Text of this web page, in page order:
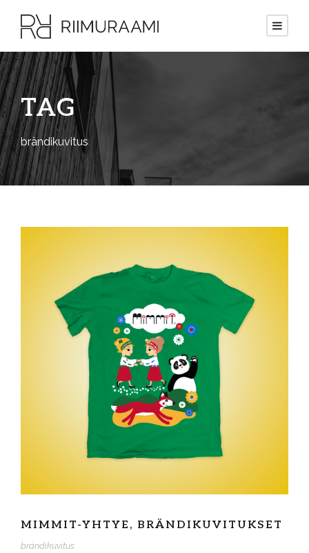
TAG
brändikuvitus
MIMMIT-YHTYE, BRÄNDIKUVITUKSET
brändikuvitus